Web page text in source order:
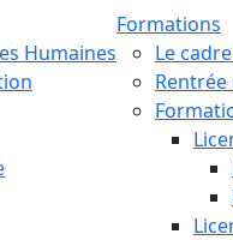
Humaines
Formations
Le